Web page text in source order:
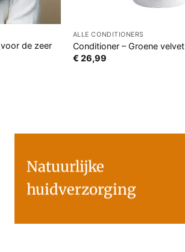
de zeer
ALLE CONDITIONERS
Conditioner – Groene velvet
€ 26,99
Natuurlijke
huidverzorging